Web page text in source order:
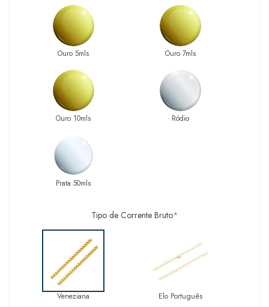
Ouro 5mls Ouro 7mls
Ouro 10mls Ródio
Prata 50mls
Tipo de Corrente Bruto*
Veneziana Elo Português